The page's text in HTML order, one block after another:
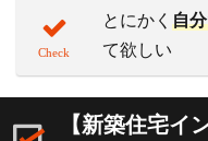
とにかく 自
て欲しい
【新築住宅イ